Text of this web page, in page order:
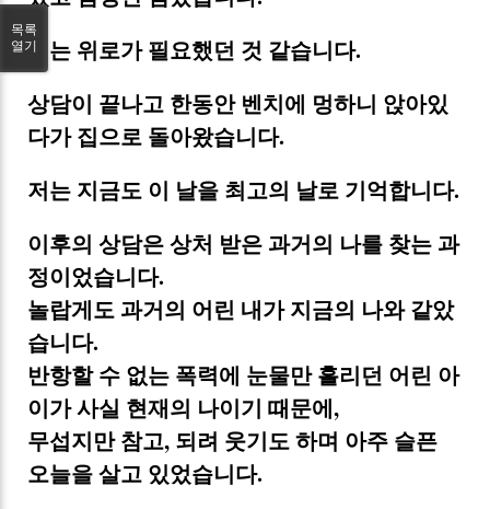
저는 위로가 필요했던 것 같습니다.
상담이 끝나고 한동안 벤치에 멍하니 앉아있
다가 집으로 돌아왔습니다.
저는 지금도 이 날을 최고의 날로 기억합니다.
이후의 상담은 상처 받은 과거의 나를 찾는 과
정이었습니다.
놀랍게도 과거의 어린 내가 지금의 나와 같았
습니다.
반항할 수 없는 폭력에 눈물만 흘리던 어린 아
이가 사실 현재의 나이기 때문에,
무섭지만 참고, 되려 웃기도 하며 아주 슬픈
오늘을 살고 있었습니다.
목록
열기